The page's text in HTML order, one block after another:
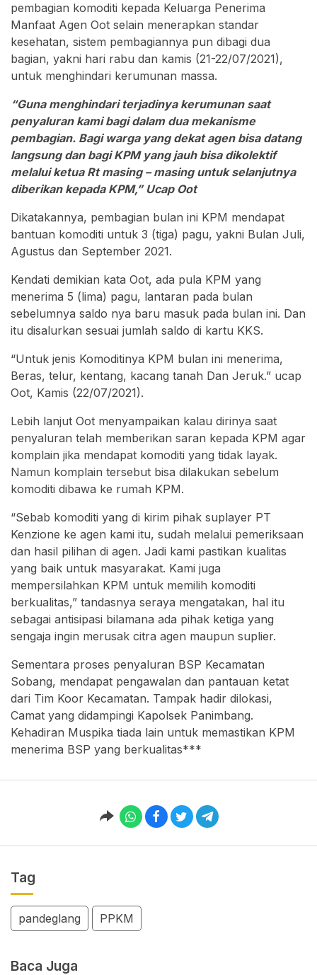
pembagian komoditi kepada Keluarga Penerima
Manfaat Agen Oot selain menerapkan standar
kesehatan, sistem pembagiannya pun dibagi dua
bagian, yakni hari rabu dan kamis (21-22/07/2021),
untuk menghindari kerumunan massa.
“Guna menghindari terjadinya kerumunan saat
penyaluran kami bagi dalam dua mekanisme
pembagian. Bagi warga yang dekat agen bisa datang
langsung dan bagi KPM yang jauh bisa dikolektif
melalui ketua Rt masing – masing untuk selanjutnya
diberikan kepada KPM,” Ucap Oot
Dikatakannya, pembagian bulan ini KPM mendapat
bantuan komoditi untuk 3 (tiga) pagu, yakni Bulan Juli,
Agustus dan September 2021.
Kendati demikian kata Oot, ada pula KPM yang
menerima 5 (lima) pagu, lantaran pada bulan
sebelumnya saldo nya baru masuk pada bulan ini. Dan
itu disalurkan sesuai jumlah saldo di kartu KKS.
“Untuk jenis Komoditinya KPM bulan ini menerima,
Beras, telur, kentang, kacang tanah Dan Jeruk.” ucap
Oot, Kamis (22/07/2021).
Lebih lanjut Oot menyampaikan kalau dirinya saat
penyaluran telah memberikan saran kepada KPM agar
komplain jika mendapat komoditi yang tidak layak.
Namun komplain tersebut bisa dilakukan sebelum
komoditi dibawa ke rumah KPM.
“Sebab komoditi yang di kirim pihak suplayer PT
Kenzione ke agen kami itu, sudah melalui pemeriksaan
dan hasil pilihan di agen. Jadi kami pastikan kualitas
yang baik untuk masyarakat. Kami juga
mempersilahkan KPM untuk memilih komoditi
berkualitas,” tandasnya seraya mengatakan, hal itu
sebagai antisipasi bilamana ada pihak ketiga yang
sengaja ingin merusak citra agen maupun suplier.
Sementara proses penyaluran BSP Kecamatan
Sobang, mendapat pengawalan dan pantauan ketat
dari Tim Koor Kecamatan. Tampak hadir dilokasi,
Camat yang didampingi Kapolsek Panimbang.
Kehadiran Muspika tiada lain untuk memastikan KPM
menerima BSP yang berkualitas***
Tag
pandeglang PPKM
Baca Juga